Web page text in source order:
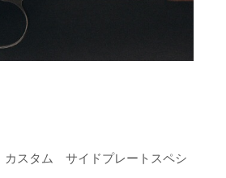
スタム サイドプレートスペシ